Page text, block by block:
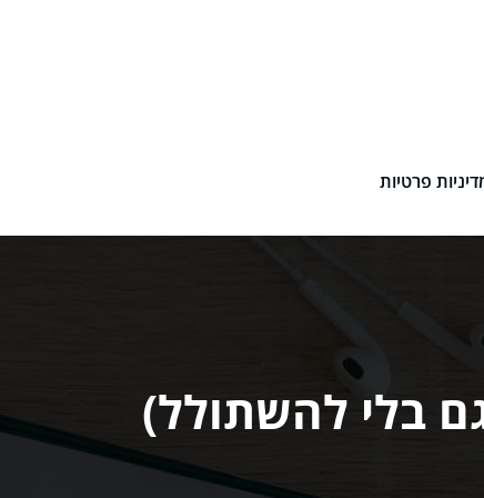
פרטיות
בלי להשתולל)